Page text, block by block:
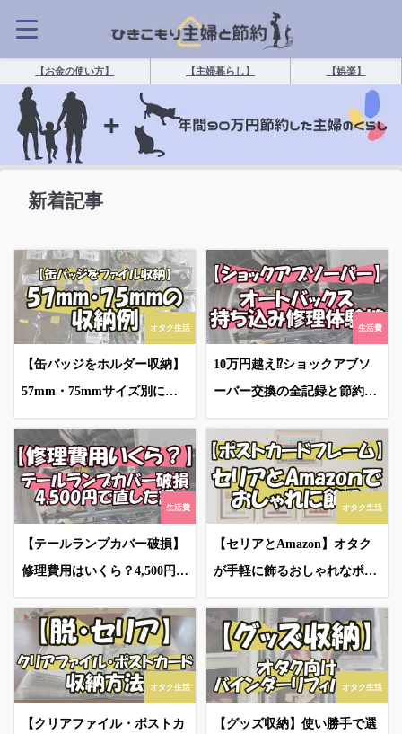
【お金の使い方】 【主婦暮らし】 【娯楽】
新着記事
オタク生活
【缶バッジをホルダー収納】
57mm・75mmサイズ別に使
い分け
生活費
10万円越え⁉ショックアブソ
ーバー交換の全記録と節約術
【オートバックス体験談】
生活費
【テールランプカバー破損】
修理費用はいくら？4,500円だ
った話
オタク生活
【セリアとAmazon】オタク
が手軽に飾るおしゃれなポス
トカードフレーム
オタク生活
【クリアファイル・ポストカ
オタク生活
【グッズ収納】使い勝手で選